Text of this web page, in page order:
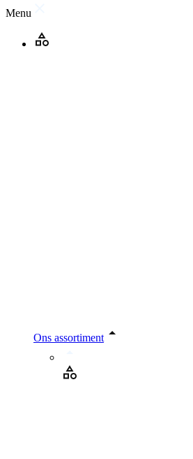
Menu
Ons assortiment